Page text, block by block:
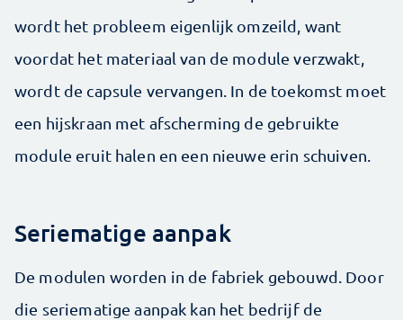
wordt het probleem eigenlijk omzeild, want
voordat het materiaal van de module verzwakt,
wordt de capsule vervangen. In de toekomst moet
een hijskraan met afscherming de gebruikte
module eruit halen en een nieuwe erin schuiven.
Seriematige aanpak
De modulen worden in de fabriek gebouwd. Door
die seriematige aanpak kan het bedrijf de